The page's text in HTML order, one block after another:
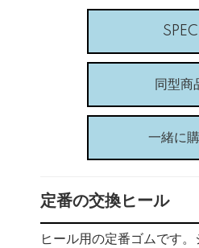
SPEC
同型商
一緒に
定番の交換ヒール
ヒール用の定番ゴムです